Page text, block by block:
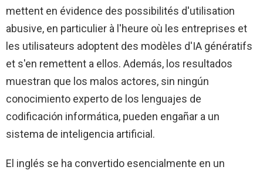
mettent en évidence des possibilités d'utilisation
abusive, en particulier à l'heure où les entreprises et
les utilisateurs adoptent des modèles d'IA génératifs
et s'en remettent a ellos. Además, los resultados
muestran que los malos actores, sin ningún
conocimiento experto de los lenguajes de
codificación informática, pueden engañar a un
sistema de inteligencia artificial.
El inglés se ha convertido esencialmente en un